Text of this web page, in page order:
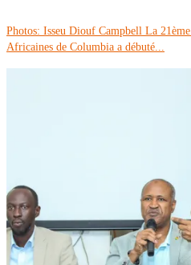
Photos: Isseu Diouf Campbell La
Africaines de Columbia a débuté...